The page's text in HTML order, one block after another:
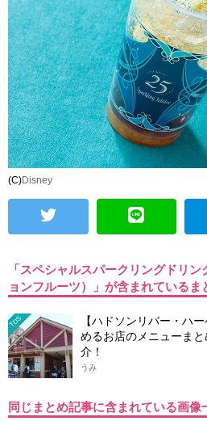
(C)Disney
「スペシャルスパークリングドリ
ョンフルーツ）」が含まれているま
TDS
【ハドソンリバー・ハ
めるお店のメニューま
介！
うみ
同じまとめ記事に含まれている画像